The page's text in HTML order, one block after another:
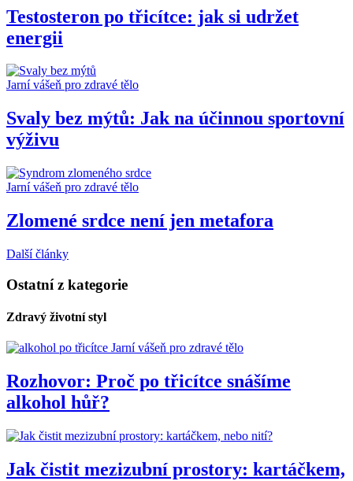
Testosteron po třicítce: jak si udržet
energii
Jarní vášeň pro zdravé tělo
Svaly bez mýtů: Jak na účinnou sportovní
výživu
Jarní vášeň pro zdravé tělo
Zlomené srdce není jen metafora
Další články
Ostatní z kategorie
Zdravý životní styl
Jarní vášeň pro zdravé tělo
Rozhovor: Proč po třicítce snášíme
alkohol hůř?
Jak čistit mezizubní prostory: kartáčkem,